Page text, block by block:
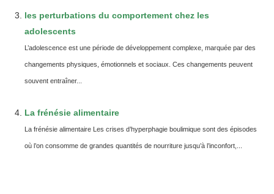
les perturbations du comportement chez les
adolescents
L’adolescence est une période de développement complexe, marquée par des
changements physiques, émotionnels et sociaux. Ces changements peuvent
souvent entraîner...
La frénésie alimentaire
La frénésie alimentaire Les crises d’hyperphagie boulimique sont des épisodes
où l’on consomme de grandes quantités de nourriture jusqu’à l’inconfort,...